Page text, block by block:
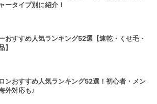
ータイプ別に紹介！
おすすめ人気ランキング52選【速乾・くせ毛・
】
ンおすすめ人気ランキング52選！初心者・メン
外対応も♪